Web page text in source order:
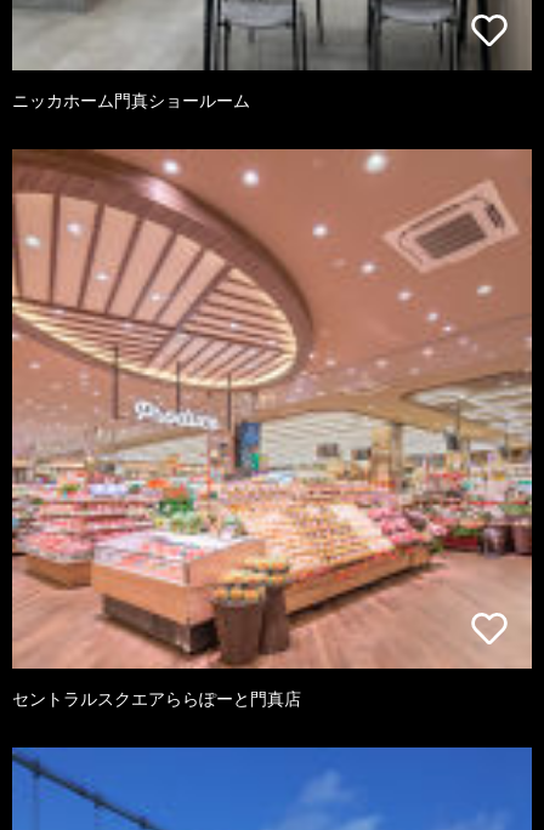
ニッカホーム門真ショールーム
セントラルスクエアららぽーと門真店